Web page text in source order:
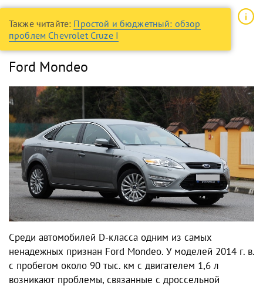
Также читайте: Простой и бюджетный: обзор
проблем Chevrolet Cruze I
Ford Mondeo
Среди автомобилей D-класса одним из самых
ненадежных признан Ford Mondeo. У моделей 2014 г. в.
с пробегом около 90 тыс. км с двигателем 1,6 л
возникают проблемы, связанные с дроссельной